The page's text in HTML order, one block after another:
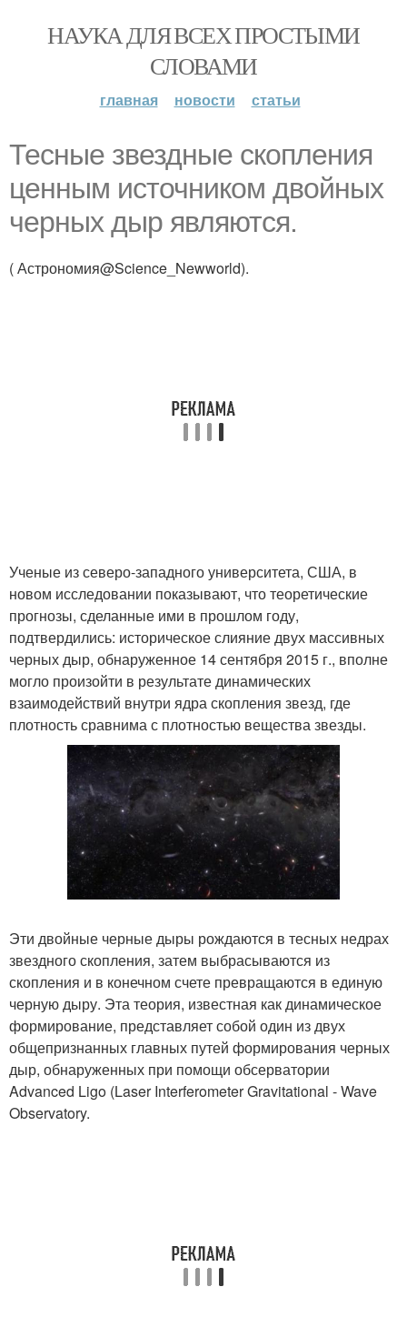
НАУКА ДЛЯ ВСЕХ ПРОСТЫМИ
СЛОВАМИ
главная новости статьи
Тесные звездные скопления
ценным источником двойных
черных дыр являются.
( Астрономия@Science_Newworld).
Ученые из северо-западного университета, США, в
новом исследовании показывают, что теоретические
прогнозы, сделанные ими в прошлом году,
подтвердились: историческое слияние двух массивных
черных дыр, обнаруженное 14 сентября 2015 г., вполне
могло произойти в результате динамических
взаимодействий внутри ядра скопления звезд, где
плотность сравнима с плотностью вещества звезды.
Эти двойные черные дыры рождаются в тесных недрах
звездного скопления, затем выбрасываются из
скопления и в конечном счете превращаются в единую
черную дыру. Эта теория, известная как динамическое
формирование, представляет собой один из двух
общепризнанных главных путей формирования черных
дыр, обнаруженных при помощи обсерватории
Advanced Ligo (Laser Interferometer Gravitational - Wave
Observatory.